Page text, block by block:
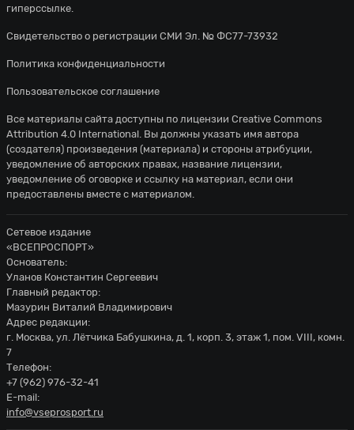
гиперссылке.
Свидетельство о регистрации СМИ Эл. № ФС77-73932
Политика конфиденциальности
Пользовательское соглашение
Все материалы сайта доступны по лицензии Creative Commons
Attribution 4.0 International. Вы должны указать имя автора
(создателя) произведения (материала) и стороны атрибуции,
уведомление об авторских правах, название лицензии,
уведомление об оговорке и ссылку на материал, если они
предоставлены вместе с материалом.
Сетевое издание
«ВСЕПРОСПОРТ»
Основатель:
Уланов Константин Сергеевич
Главный редактор:
Мазурин Виталий Владимирович
Адрес редакции:
г. Москва, ул. Лётчика Бабушкина, д. 1, корп. 3, этаж 1, пом. VIII, комн.
7
Телефон:
+7 (962) 976-32-41
E-mail:
info@vseprosport.ru